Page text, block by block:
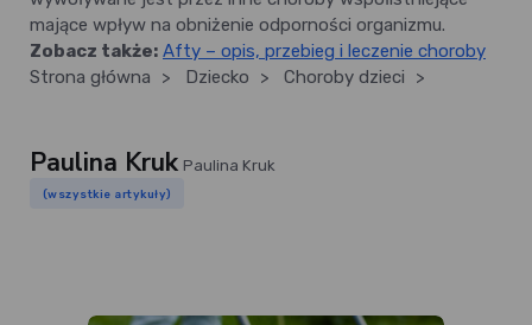
mające wpływ na obniżenie odporności organizmu.
Zobacz także: Afty – opis, przebieg i leczenie choroby
Strona główna
> Dziecko > Choroby dzieci >
Paulina Kruk Paulina Kruk
(wszystkie artykuły)